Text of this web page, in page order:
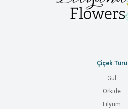
Çiçek Türü
Gül
Orkide
Lilyum